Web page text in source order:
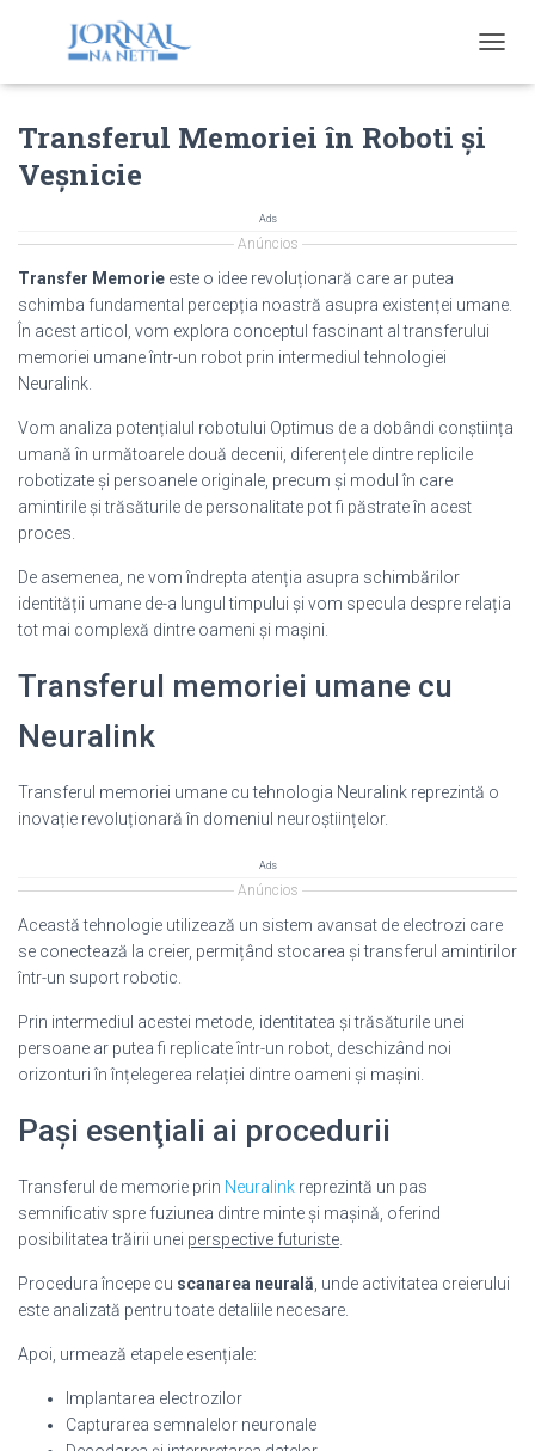
O
V
A
Transferul Memoriei în Roboti și
Veșnicie
Ads
Anúncios
Transfer Memorie este o idee revoluționară care ar putea
schimba fundamental percepția noastră asupra existenței umane.
În acest articol, vom explora conceptul fascinant al transferului
memoriei umane într-un robot prin intermediul tehnologiei
Neuralink.
Vom analiza potențialul robotului Optimus de a dobândi conștiința
umană în următoarele două decenii, diferențele dintre replicile
robotizate și persoanele originale, precum și modul în care
amintirile și trăsăturile de personalitate pot fi păstrate în acest
proces.
De asemenea, ne vom îndrepta atenția asupra schimbărilor
identității umane de-a lungul timpului și vom specula despre relația
tot mai complexă dintre oameni și mașini.
Transferul memoriei umane cu
Neuralink
Transferul memoriei umane cu tehnologia Neuralink reprezintă o
inovație revoluționară în domeniul neuroștiințelor.
Ads
Anúncios
Această tehnologie utilizează un sistem avansat de electrozi care
se conectează la creier, permițând stocarea și transferul amintirilor
într-un suport robotic.
Prin intermediul acestei metode, identitatea și trăsăturile unei
persoane ar putea fi replicate într-un robot, deschizând noi
orizonturi în înțelegerea relației dintre oameni și mașini.
Paşi esenţiali ai procedurii
Transferul de memorie prin Neuralink reprezintă un pas
semnificativ spre fuziunea dintre minte și mașină, oferind
posibilitatea trăirii unei perspective futuriste
Procedura începe cu scanarea neurală , unde activitatea creierului
este analizată pentru toate detaliile necesare.
Apoi, urmează etapele esențiale:
Implantarea electrozilor
Capturarea semnalelor neuronale